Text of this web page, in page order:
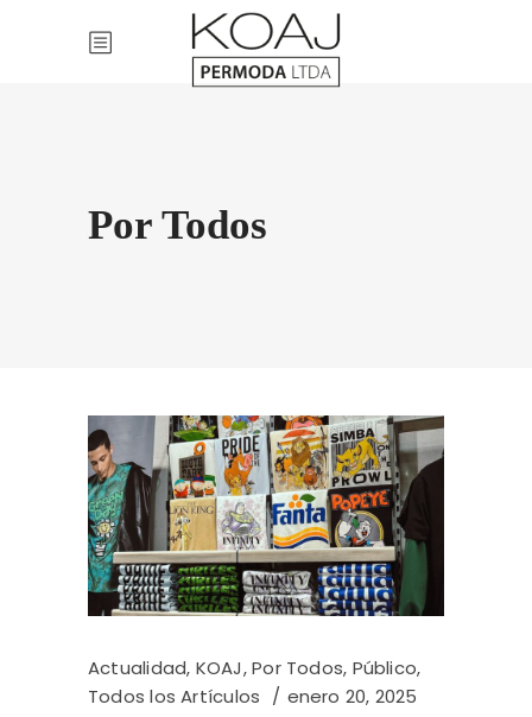
Por Todos
Actualidad, KOAJ,Por Todos, Público,
Todos los Artículos
enero 20, 2025